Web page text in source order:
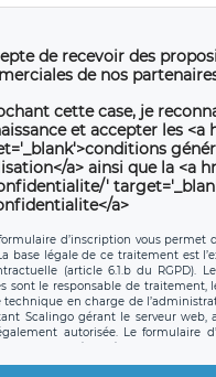
de recevoir des
de nos
cette case, je
et accepter les <a
a> ainsi que la <a
'
a>
d’inscription vous permet
base légale de ce traitement est
(article 6.1.b du RGPD).
sont le responsable de traitement,
technique en charge de
Scalingo gérant le serveur web,
autorisée. Le formulaire
clauses de protection conformes